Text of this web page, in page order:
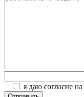
я даю согласие на